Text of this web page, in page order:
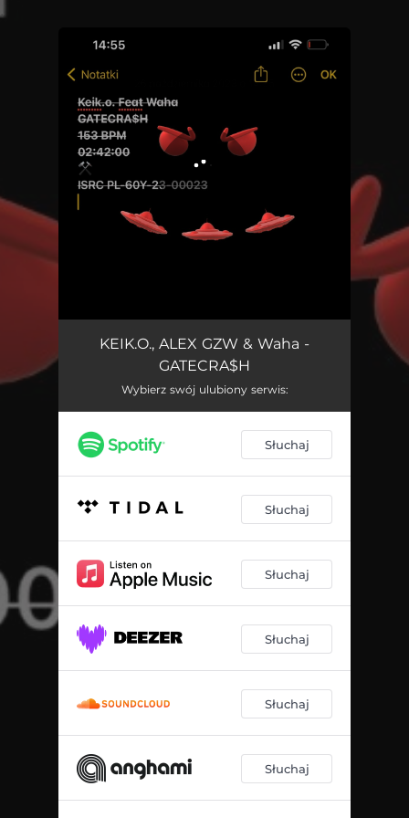
You're all set!
GATECRA$H 02:50
KEIK.O., ALEX GZW & Waha -
GATECRA$H
Wybierz swój ulubiony serwis:
Słuchaj
Słuchaj
Słuchaj
Słuchaj
Słuchaj
Słuchaj